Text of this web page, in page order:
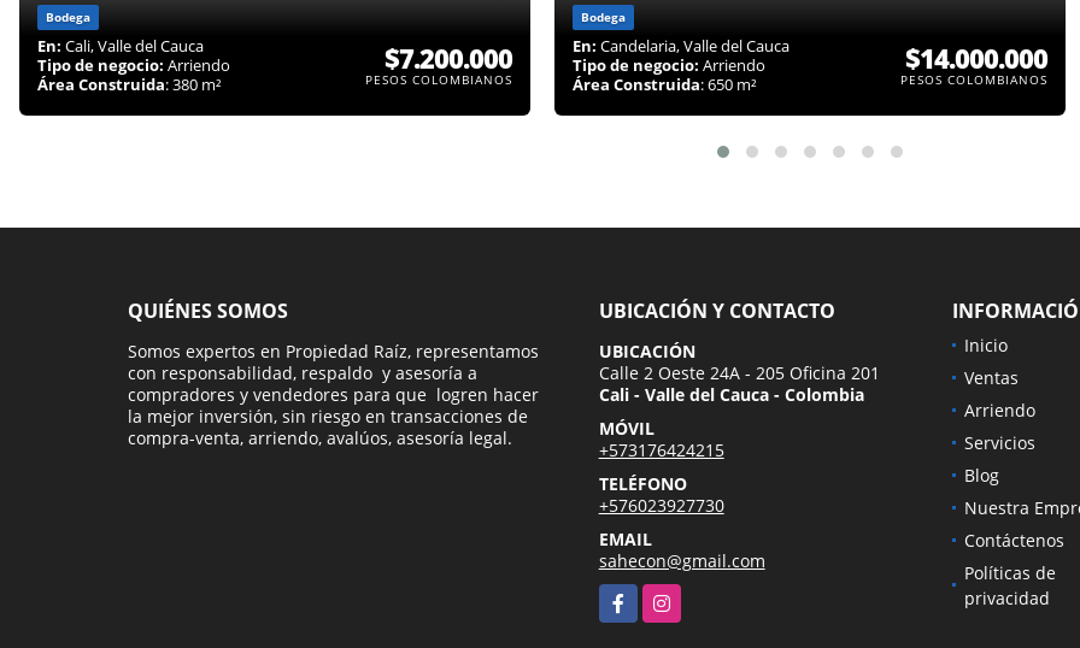
Bodega
En: Cali, Valle del Cauca
Tipo de negocio: Arriendo
Área Construida: 380 m²
$7.200.000
PESOS COLOMBIANOS
Bodega
En: Candelaria, Valle del Cauca
Tipo de negocio: Arriendo
Área Construida: 650 m²
$14.000.000
PESOS COLOMBIANOS
QUIÉNES SOMOS
Somos expertos en Propiedad Raíz, representamos
con responsabilidad, respaldo y asesoría a
compradores y vendedores para que logren hacer
la mejor inversión, sin riesgo en transacciones de
compra-venta, arriendo, avalúos, asesoría legal.
UBICACIÓN Y CONTACTO
UBICACIÓN
Calle 2 Oeste 24A - 205 Oficina 201
Cali - Valle del Cauca - Colombia
MÓVIL
+573176424215
TELÉFONO
+576023927730
EMAIL
sahecon@gmail.com
FacebookInstagram
Inicio
Ventas
Arriendo
Servicios
Blog
Nuestra
Contáctenos
Políticas de
privacidad